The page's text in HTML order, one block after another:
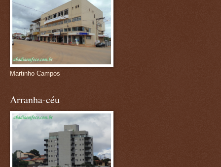
Martinho Campos
Arranha-céu